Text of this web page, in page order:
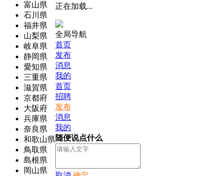
富山県
石川県
福井県
山梨県
岐阜県
静岡県
愛知県
三重県
滋賀県
京都府
大阪府
兵庫県
奈良県
和歌山県
鳥取県
島根県
岡山県
正在加载...
全局导航
首页
发布
消息
我的
首页
招聘
发布
消息
我的
随便说点什么